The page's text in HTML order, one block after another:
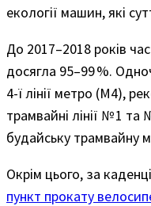
екології машин, які
До 2017–2018 років
досягла 95–99 %.
4-ї лінії метро (M4),
трамвайні лінії № 1
будайську трамвайну
Окрім цього, за
пункт прокату